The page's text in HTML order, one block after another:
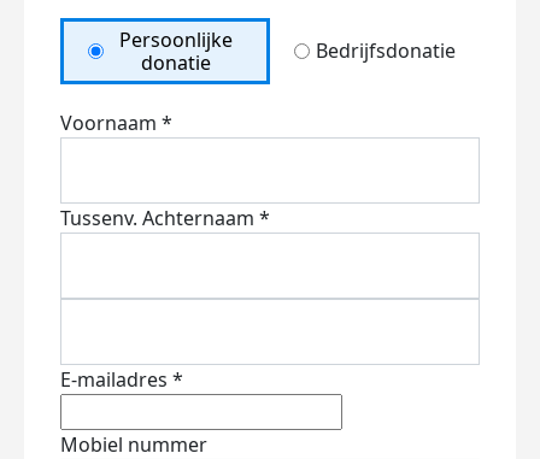
Persoonlijke
donatie
Bedrijfsdonatie
Voornaam *
Tussenv. Achternaam *
E-mailadres *
Mobiel nummer